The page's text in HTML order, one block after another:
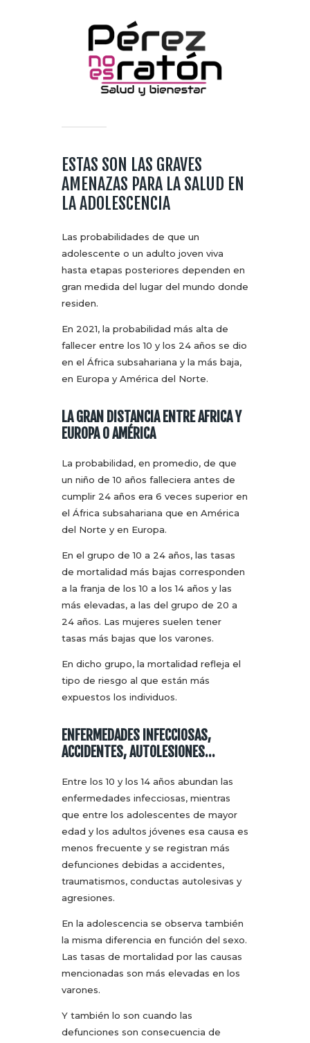
ESTAS SON LAS GRAVES
AMENAZAS PARA LA SALUD EN
LA ADOLESCENCIA
Las probabilidades de que un
adolescente o un adulto joven viva
hasta etapas posteriores dependen en
gran medida del lugar del mundo donde
residen.
En 2021, la probabilidad más alta de
fallecer entre los 10 y los 24 años se dio
en el África subsahariana y la más baja,
en Europa y América del Norte.
LA GRAN DISTANCIA ENTRE AFRICA Y
EUROPA O AMÉRICA
La probabilidad, en promedio, de que
un niño de 10 años falleciera antes de
cumplir 24 años era 6 veces superior en
el África subsahariana que en América
del Norte y en Europa.
En el grupo de 10 a 24 años, las tasas
de mortalidad más bajas corresponden
a la franja de los 10 a los 14 años y las
más elevadas, a las del grupo de 20 a
24 años. Las mujeres suelen tener
tasas más bajas que los varones.
En dicho grupo, la mortalidad refleja el
tipo de riesgo al que están más
expuestos los individuos.
ENFERMEDADES INFECCIOSAS,
ACCIDENTES, AUTOLESIONES…
Entre los 10 y los 14 años abundan las
enfermedades infecciosas, mientras
que entre los adolescentes de mayor
edad y los adultos jóvenes esa causa es
menos frecuente y se registran más
defunciones debidas a accidentes,
traumatismos, conductas autolesivas y
agresiones.
En la adolescencia se observa también
la misma diferencia en función del sexo.
Las tasas de mortalidad por las causas
mencionadas son más elevadas en los
varones.
Y también lo son cuando las
defunciones son consecuencia de